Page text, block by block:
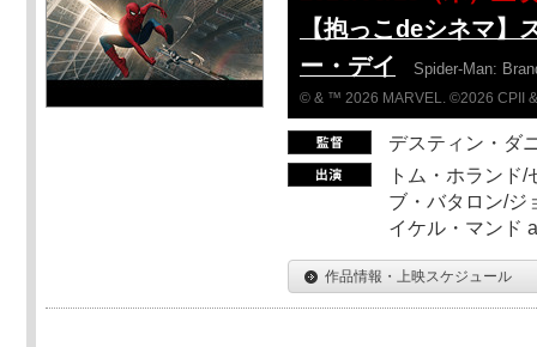
【抱っこdeシネマ】
ー・デイ
Spider-Man:
© & ™ 2026 MARVEL. ©2026 CPII
デスティン・ダ
トム・ホランド
ブ・バタロン/ジ
イケル・マンド
作品情報・上映スケジュール